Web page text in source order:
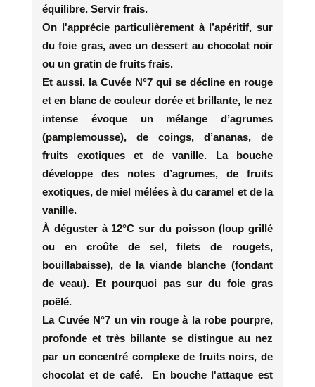
équilibre. Servir frais.
On l'apprécie particulièrement à l’apéritif, sur
du foie gras, avec un dessert au chocolat noir
ou un gratin de fruits frais.
Et aussi, la Cuvée N°7 qui se décline en rouge
et en blanc de couleur dorée et brillante, le nez
intense évoque un mélange d’agrumes
(pamplemousse), de coings, d’ananas, de
fruits exotiques et de vanille. La bouche
développe des notes d’agrumes, de fruits
exotiques, de miel mélées à du caramel et de la
vanille.
À déguster à 12°C sur du poisson (loup grillé
ou en croûte de sel, filets de rougets,
bouillabaisse), de la viande blanche (fondant
de veau). Et pourquoi pas sur du foie gras
poëlé.
La Cuvée N°7 un vin rouge à la robe pourpre,
profonde et très billante se distingue au nez
par un concentré complexe de fruits noirs, de
chocolat et de café. En bouche l'attaque est